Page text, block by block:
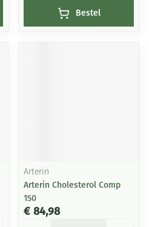
Bestel
Arterin
Arterin Cholesterol Comp
150
€ 84,98